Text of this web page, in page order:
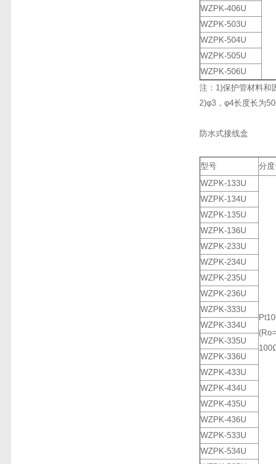
WZPK-406U
WZPK-503U
WZPK-504U
WZPK-505U
WZPK-506U
注：1)保护管材料和
2)φ3，φ4长度长为
防水式接线盒
型号 分
WZPK-133U
(Ro=
WZPK-134U
WZPK-135U
WZPK-136U
WZPK-233U
WZPK-234U
WZPK-235U
WZPK-236U
WZPK-333U
WZPK-334U
WZPK-335U
WZPK-336U
WZPK-433U
WZPK-434U
WZPK-435U
WZPK-436U
WZPK-533U
WZPK-534U